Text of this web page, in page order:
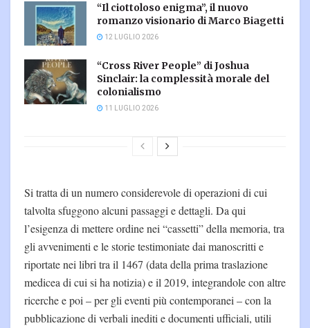
“Il ciottoloso enigma”, il nuovo
romanzo visionario di Marco Biagetti
12 LUGLIO 2026
“Cross River People” di Joshua
Sinclair: la complessità morale del
colonialismo
11 LUGLIO 2026
Si tratta di un numero considerevole di operazioni di cui
talvolta sfuggono alcuni passaggi e dettagli. Da qui
l’esigenza di mettere ordine nei “cassetti” della memoria, tra
gli avvenimenti e le storie testimoniate dai manoscritti e
riportate nei libri tra il 1467 (data della prima traslazione
medicea di cui si ha notizia) e il 2019, integrandole con altre
ricerche e poi – per gli eventi più contemporanei – con la
pubblicazione di verbali inediti e documenti ufficiali, utili